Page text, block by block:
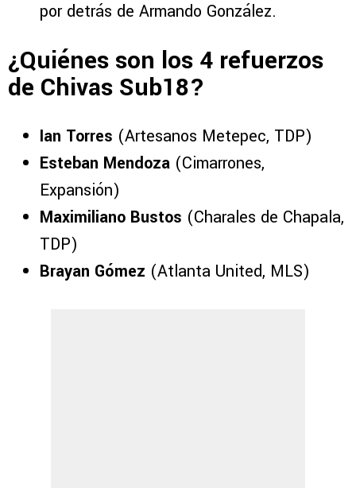
por detrás de Armando González.
¿Quiénes son los 4 refuerzos
de Chivas Sub18?
Ian Torres (Artesanos Metepec, TDP)
Esteban Mendoza (Cimarrones,
Expansión)
Maximiliano Bustos (Charales de Chapala,
TDP)
Brayan Gómez (Atlanta United, MLS)